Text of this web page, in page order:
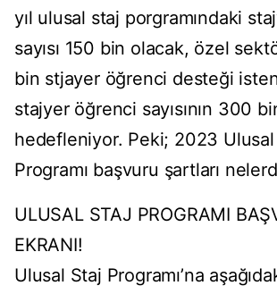
yıl ulusal staj porgramındaki
sayısı 150 bin olacak, özel
bin stjayer öğrenci desteği
stajyer öğrenci sayısının 300
hedefleniyor. Peki; 2023
Programı başvuru şartları
ULUSAL STAJ PROGRAMI
EKRANI!
Ulusal Staj Programı’na